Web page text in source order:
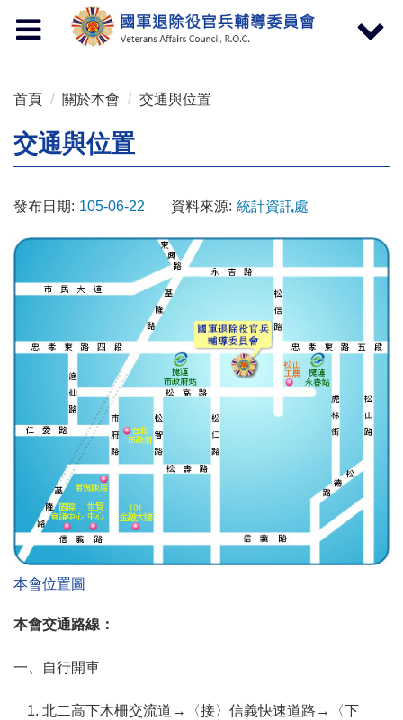
Toggle
navigation
Toggle
首頁 關於本會 交通與位置
交通與位置
發布日期: 105-06-22 資料來源: 統計資訊處
本會位置圖
本會交通路線：
一、自行開車
北二高下木柵交流道→〈接〉信義快速道路→〈下